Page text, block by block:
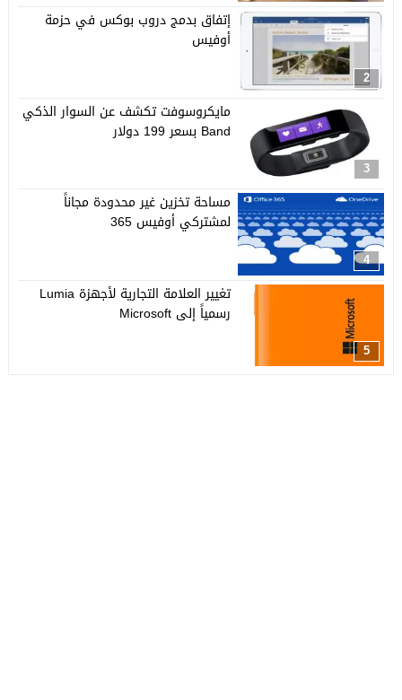
2
إتفاق بدمج دروب بوكس في حزمة
أوفيس
3
مايكروسوفت تكشف عن السوار الذكي
Band بسعر 199 دولار
4
مساحة تخزين غير محدودة مجاناً
لمشتركي أوفيس 365
5
تغيير العلامة التجارية لأجهزة Lumia
رسمياً إلى Microsoft